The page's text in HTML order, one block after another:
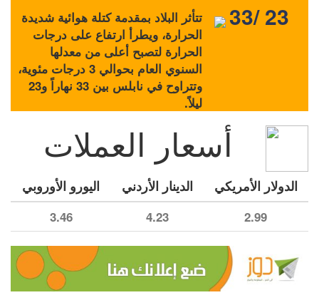
تتأثر البلاد بمقدمة كتلة هوائية شديدة
الحرارة، ويطرأ ارتفاع على درجات
الحرارة لتصبح أعلى من معدلها
السنوي العام بحوالي 3 درجات مئوية،
وتتراوح في نابلس بين 33 نهاراً و23
ليلاً.
33/ 23
أسعار العملات
الدولار الأمريكي الدينار الأردني اليورو الأوروبي
2.99
4.23
3.46